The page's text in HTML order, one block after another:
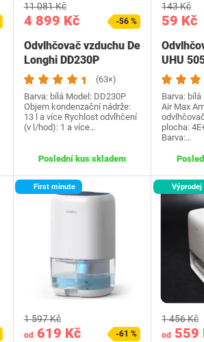
4 899 Kč
11 081 Kč
-56 %
Odvlhčovač vzduchu De
Longhi DD230P
(63×)
Barva: bílá Model: DD230P
Objem kondenzační nádrže:
13 l a více Rychlost odvlhčení
(v l/hod): 1 a více…
Poslední kus skladem
59 Kč
143 Kč
UHU
Barva:
Air Max
plocha:
Barva:…
First minute
od619 Kč
1 597 Kč
-61 %
Výprodej
od 559
1 456 Kč